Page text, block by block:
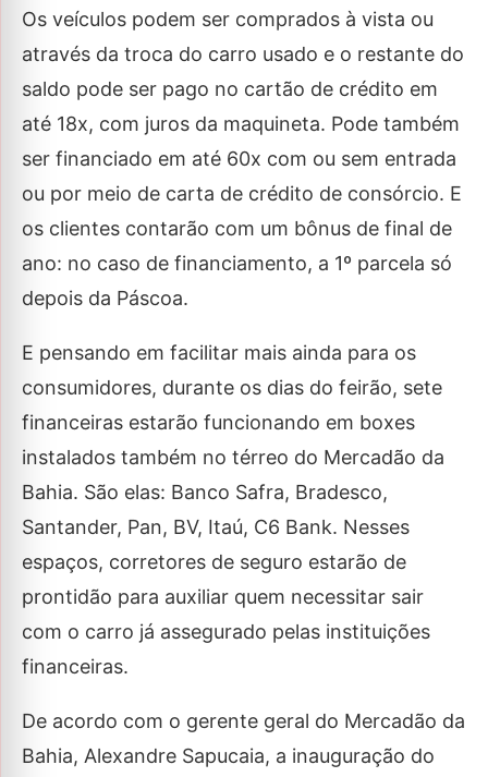
Os veículos podem ser comprados à vista ou
através da troca do carro usado e o restante do
saldo pode ser pago no cartão de crédito em
até 18x, com juros da maquineta. Pode também
ser financiado em até 60x com ou sem entrada
ou por meio de carta de crédito de consórcio. E
os clientes contarão com um bônus de final de
ano: no caso de financiamento, a 1º parcela só
depois da Páscoa.
E pensando em facilitar mais ainda para os
consumidores, durante os dias do feirão, sete
financeiras estarão funcionando em boxes
instalados também no térreo do Mercadão da
Bahia. São elas: Banco Safra, Bradesco,
Santander, Pan, BV, Itaú, C6 Bank. Nesses
espaços, corretores de seguro estarão de
prontidão para auxiliar quem necessitar sair
com o carro já assegurado pelas instituições
financeiras.
De acordo com o gerente geral do Mercadão da
Bahia, Alexandre Sapucaia, a inauguração do